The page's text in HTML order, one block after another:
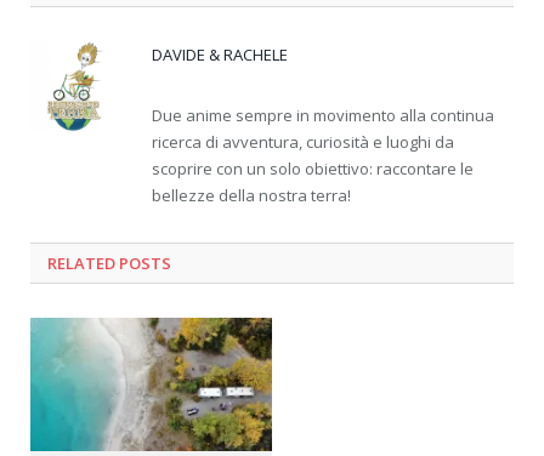
DAVIDE & RACHELE
Due anime sempre in movimento alla continua
ricerca di avventura, curiosità e luoghi da
scoprire con un solo obiettivo: raccontare le
bellezze della nostra terra!
RELATED POSTS